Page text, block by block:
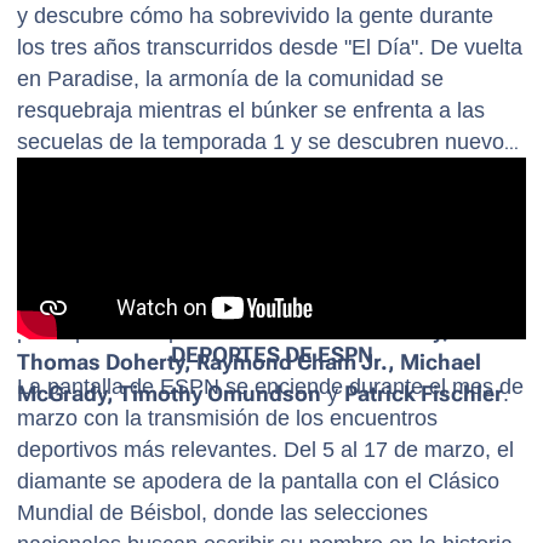
y descubre cómo ha sobrevivido la gente durante
los tres años transcurridos desde "El Día". De vuelta
en Paradise, la armonía de la comunidad se
resquebraja mientras el búnker se enfrenta a las
secuelas de la temporada 1 y se descubren nuevos
Percy Daggs IV y Charlie Evans.
participación especial de
Thomas Doherty, Raymond Cham Jr., Michael
McGrady, Timothy OmundsonyPatrick Fischler.
DEPORTES DE ESPN
La pantalla de ESPN se enciende durante el mes de
marzo con la transmisión de los encuentros
deportivos más relevantes. Del 5 al 17 de marzo, el
diamante se apodera de la pantalla con el Clásico
Mundial de Béisbol, donde las selecciones